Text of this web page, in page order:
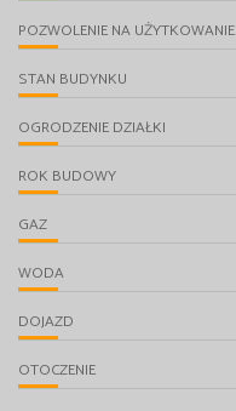
POZWOLENIE NA UŻYTKOWANIE
STAN BUDYNKU
OGRODZENIE DZIAŁKI
ROK BUDOWY
GAZ
WODA
DOJAZD
OTOCZENIE